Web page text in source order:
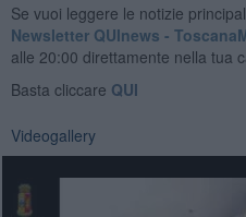
Se vuoi leggere le notizie
Newsletter QUInews -
alle 20:00 direttamente nella tua
Basta cliccare QUI
Videogallery